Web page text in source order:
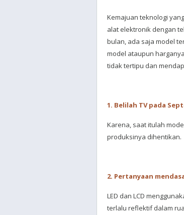
Kemajuan teknologi
alat elektronik dengan
bulan, ada saja model
model ataupun
tidak tertipu dan
1. Belilah TV pada
Karena, saat itulah
produksinya dihentikan.
2. Pertanyaan
LED dan LCD
terlalu reflektif dalam